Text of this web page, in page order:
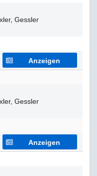
Gessler
Anzeigen
Gessler
Anzeigen